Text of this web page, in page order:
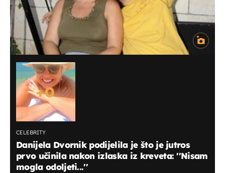
+0
CELEBRITY
Danijela Dvornik podijelila je što je jutros
prvo učinila nakon izlaska iz kreveta: ''Nisam
mogla odoljeti...''